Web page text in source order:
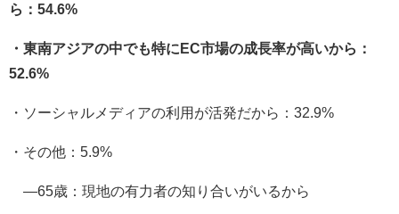
ら：54.6%
・東南アジアの中でも特にEC市場の成長率が高いから：
52.6%
・ソーシャルメディアの利用が活発だから：32.9%
・その他：5.9%
―65歳：現地の有力者の知り合いがいるから